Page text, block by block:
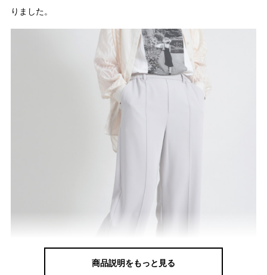
りました。
商品説明をもっと見る